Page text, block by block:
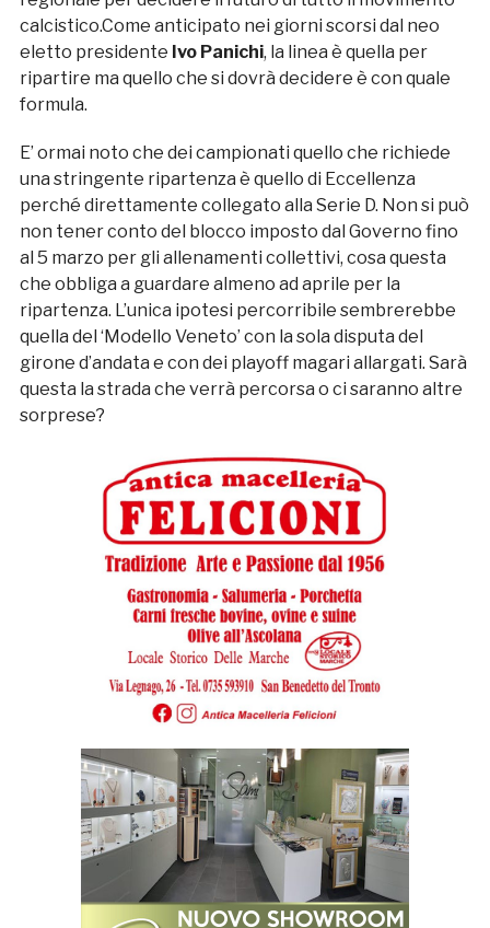
calcistico.Come anticipato nei giorni scorsi dal neo
eletto presidente Ivo Panichi, la linea è quella per
ripartire ma quello che si dovrà decidere è con quale
formula.
E’ ormai noto che dei campionati quello che richiede
una stringente ripartenza è quello di Eccellenza
perché direttamente collegato alla Serie D. Non si può
non tener conto del blocco imposto dal Governo fino
al 5 marzo per gli allenamenti collettivi, cosa questa
che obbliga a guardare almeno ad aprile per la
ripartenza. L’unica ipotesi percorribile sembrerebbe
quella del ‘Modello Veneto’ con la sola disputa del
girone d’andata e con dei playoff magari allargati. Sarà
questa la strada che verrà percorsa o ci saranno altre
sorprese?